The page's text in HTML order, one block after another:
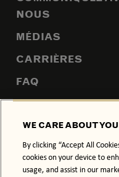
NOUS
MÉDIAS
CARRIÈRES
FAQ
PLAN DU SITE
POLITIQUE DE
WE CARE ABOUT
By clicking “Accept All
cookies on your device to
usage, and assist in our